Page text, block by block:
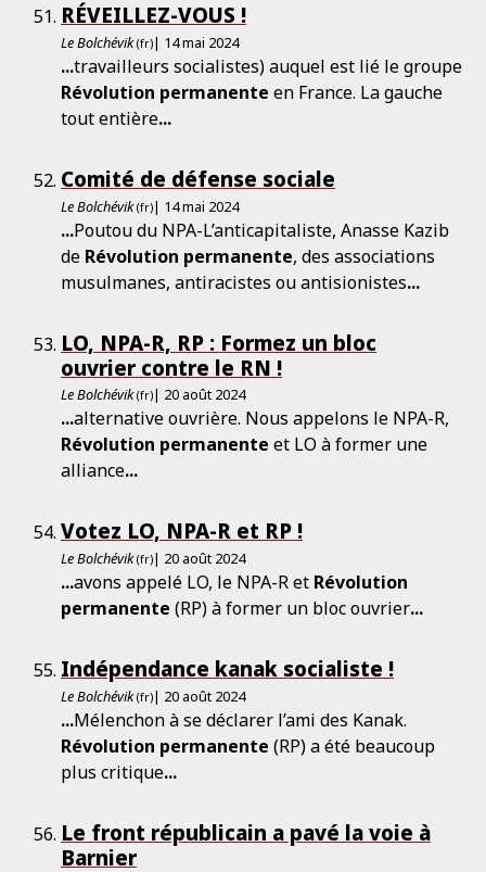
RÉVEILLEZ-VOUS !
Le Bolchévik (fr)| 14 mai 2024
...travailleurs socialistes) auquel est lié le groupe
Révolution permanente en France. La gauche
tout entière...
Comité de défense sociale
Le Bolchévik (fr)| 14 mai 2024
...Poutou du NPA-L’anticapitaliste, Anasse Kazib
de Révolution permanente, des associations
musulmanes, antiracistes ou antisionistes...
LO, NPA-R, RP : Formez un bloc
ouvrier contre le RN !
Le Bolchévik (fr)| 20 août 2024
...alternative ouvrière. Nous appelons le NPA-R,
Révolution permanente et LO à former une
alliance...
Votez LO, NPA-R et RP !
Le Bolchévik (fr)| 20 août 2024
...avons appelé LO, le NPA-R et Révolution
permanente (RP) à former un bloc ouvrier...
Indépendance kanak socialiste !
Le Bolchévik (fr)| 20 août 2024
...Mélenchon à se déclarer l’ami des Kanak.
Révolution permanente (RP) a été beaucoup
plus critique...
Le front républicain a pavé la voie à
Barnier